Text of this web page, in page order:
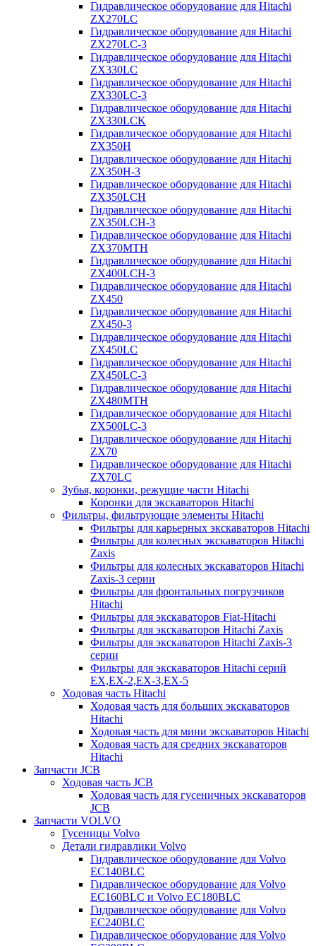
Гидравлическое оборудование для Hitachi
ZX270LC
Гидравлическое оборудование для Hitachi
ZX270LC-3
Гидравлическое оборудование для Hitachi
ZX330LC
Гидравлическое оборудование для Hitachi
ZX330LC-3
Гидравлическое оборудование для Hitachi
ZX330LCK
Гидравлическое оборудование для Hitachi
ZX350H
Гидравлическое оборудование для Hitachi
ZX350H-3
Гидравлическое оборудование для Hitachi
ZX350LCH
Гидравлическое оборудование для Hitachi
ZX350LCH-3
Гидравлическое оборудование для Hitachi
ZX370MTH
Гидравлическое оборудование для Hitachi
ZX400LCH-3
Гидравлическое оборудование для Hitachi
ZX450
Гидравлическое оборудование для Hitachi
ZX450-3
Гидравлическое оборудование для Hitachi
ZX450LC
Гидравлическое оборудование для Hitachi
ZX450LC-3
Гидравлическое оборудование для Hitachi
ZX480MTH
Гидравлическое оборудование для Hitachi
ZX500LC-3
Гидравлическое оборудование для Hitachi
ZX70
Гидравлическое оборудование для Hitachi
ZX70LC
Зубья, коронки, режущие части Hitachi
Коронки для экскаваторов Hitachi
Фильтры, фильтрующие элементы Hitachi
Фильтры для карьерных экскаваторов Hitachi
Фильтры для колесных экскаваторов Hitachi
Zaxis
Фильтры для колесных экскаваторов Hitachi
Zaxis-3 серии
Фильтры для фронтальных погрузчиков
Hitachi
Фильтры для экскаваторов Fiat-Hitachi
Фильтры для экскаваторов Hitachi Zaxis
Фильтры для экскаваторов Hitachi Zaxis-3
серии
Фильтры для экскаваторов Hitachi серий
EX,EX-2,EX-3,EX-5
Ходовая часть Hitachi
Ходовая часть для больших экскаваторов
Hitachi
Ходовая часть для мини экскаваторов Hitachi
Ходовая часть для средних экскаваторов
Hitachi
Запчасти JCB
Ходовая часть JCB
Ходовая часть для гусеничных экскаваторов
JCB
Запчасти VOLVO
Гусеницы Volvo
Детали гидравлики Volvo
Гидравлическое оборудование для Volvo
EC140BLC
Гидравлическое оборудование для Volvo
EC160BLC и Volvo EC180BLC
Гидравлическое оборудование для Volvo
EC240BLC
Гидравлическое оборудование для Volvo